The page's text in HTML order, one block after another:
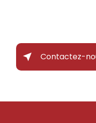
Contactez-